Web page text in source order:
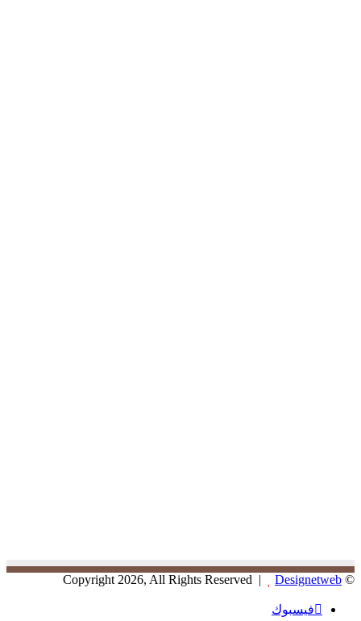
© Copyright 2026, All Rights Reserved |
Designetweb
فيسبوك